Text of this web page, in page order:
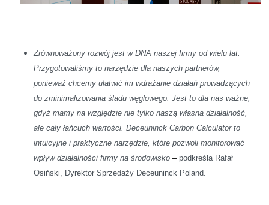
Zrównoważony rozwój jest w DNA naszej firmy od wielu lat.
Przygotowaliśmy to narzędzie dla naszych partnerów,
ponieważ chcemy ułatwić im wdrażanie działań prowadzących
do zminimalizowania śladu węglowego. Jest to dla nas ważne,
gdyż mamy na względzie nie tylko naszą własną działalność,
ale cały łańcuch wartości. Deceuninck Carbon Calculator to
intuicyjne i praktyczne narzędzie, które pozwoli monitorować
wpływ działalności firmy na środowisko –podkreśla Rafał
Osiński, Dyrektor Sprzedaży Deceuninck Poland.